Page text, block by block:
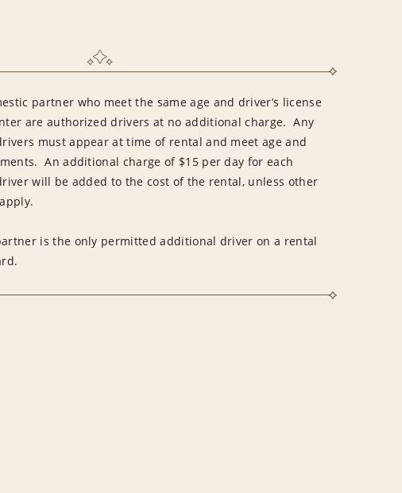
partner who meet the same age and driver’s license
are authorized drivers at no additional charge. Any
must appear at time of rental and meet age and
An additional charge of $15 per day for each
will be added to the cost of the rental, unless other
is the only permitted additional driver on a rental